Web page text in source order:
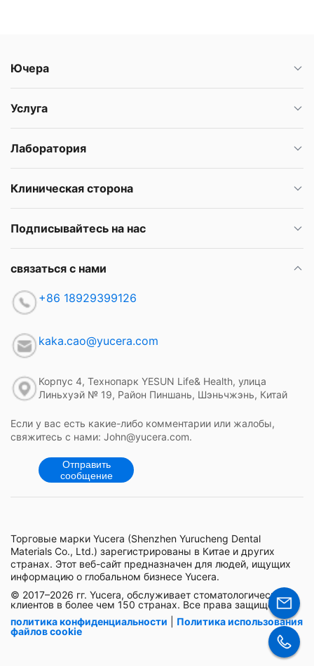
Ючера
Услуга
Лаборатория
Клиническая сторона
Подписывайтесь на нас
связаться с нами
+86 18929399126
kaka.cao@yucera.com
Корпус 4, Технопарк YESUN Life& Health, улица
Линьхуэй № 19, Район Пиншань, Шэньчжэнь, Китай
Если у вас есть какие-либо комментарии или жалобы,
свяжитесь с нами: John@yucera.com.
Отправить
сообщение
Торговые марки Yucera (Shenzhen Yurucheng Dental
Materials Co., Ltd.) зарегистрированы в Китае и других
странах. Этот веб-сайт предназначен для людей, ищущих
информацию о глобальном бизнесе Yucera.
© 2017–2026 гг. Yucera, обслуживает стоматологических
клиентов в более чем 150 странах. Все права защищены.
политика конфиденциальности
Политика использования
файлов cookie